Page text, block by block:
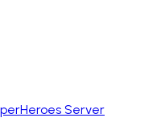
Server